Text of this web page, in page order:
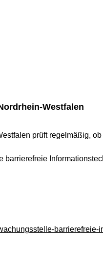
Westfalen
prüft regelmäßig,
barrierefreie-